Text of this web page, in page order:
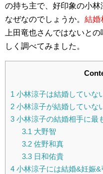
の持ち主で、好印象の小
なぜなのでしょうか。 結婚
上田竜也さんではないと
しく調べてみました。
1 小林涼子は結婚していな
2 小林涼子が結婚していな
3 小林涼子の結婚相手に最
3.1 大野智
3.2佐野和真
3.3日和佑貴
4 小林涼子には結婚&妊娠